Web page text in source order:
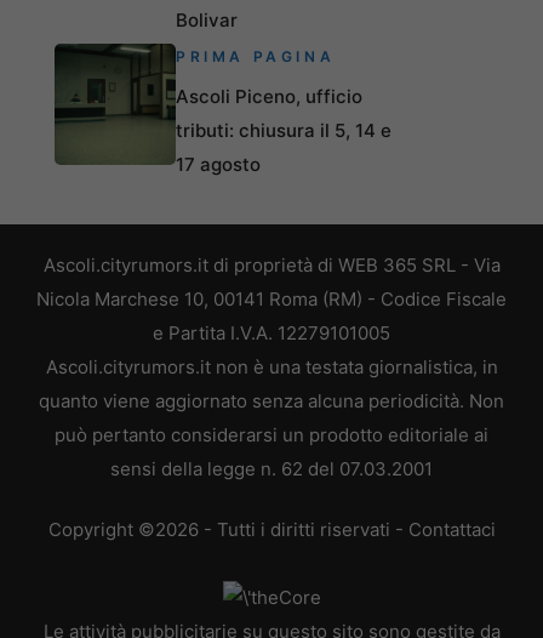
Bolivar
PRIMA PAGINA
Ascoli Piceno, ufficio
tributi: chiusura il 5, 14 e
17 agosto
Ascoli.cityrumors.it di proprietà di WEB 365 SRL - Via
Nicola Marchese 10, 00141 Roma (RM) - Codice Fiscale
e Partita I.V.A. 12279101005
Ascoli.cityrumors.it non è una testata giornalistica, in
quanto viene aggiornato senza alcuna periodicità. Non
può pertanto considerarsi un prodotto editoriale ai
sensi della legge n. 62 del 07.03.2001
Copyright ©2026 - Tutti i diritti riservati - Contattaci
Le attività pubblicitarie su questo sito sono gestite da